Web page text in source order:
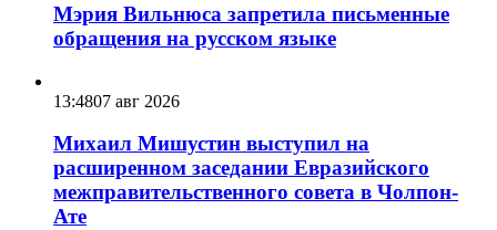
Мэрия Вильнюса запретила письменные
обращения на русском языке
13:4807 авг 2026
Михаил Мишустин выступил на
расширенном заседании Евразийского
межправительственного совета в Чолпон-
Ате